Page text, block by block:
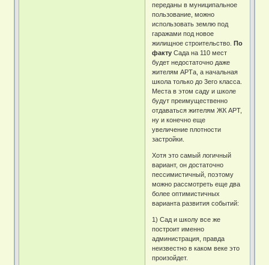
переданы в муниципальное
пользование, можно
использовать землю под
гаражами под новое
жилищное строительство.По
факту Сада на 110 мест
будет недостаточно даже
жителям АРТа, а начальная
школа только до 3его класса.
Места в этом саду и школе
будут преимущественно
отдаваться жителям ЖК АРТ,
ну и конечно еще
увеличение плотности
застройки.
Хотя это самый логичный
вариант, он достаточно
пессимистичный, поэтому
можно рассмотреть еще два
более оптимистичных
варианта развития событий:
1) Сад и школу все же
построит именно
администрация, правда
неизвестно в каком веке это
произойдет.